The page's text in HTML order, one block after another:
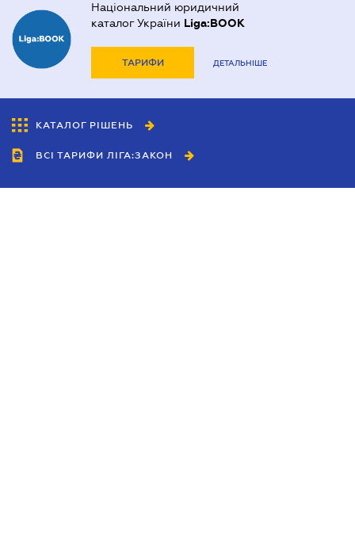
Національний юридичний
каталог України Liga:BOOK
ТАРИФИ ДЕТАЛЬНІШЕ
КАТАЛОГ РІШЕНЬ
ВСІ ТАРИФИ ЛІГА:ЗАКОН